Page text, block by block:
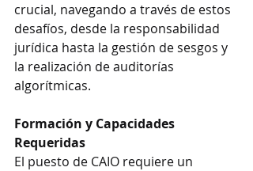
crucial, navegando a través de estos
desafíos, desde la responsabilidad
jurídica hasta la gestión de sesgos y
la realización de auditorías
algorítmicas.
Formación y Capacidades
Requeridas
El puesto de CAIO requiere un